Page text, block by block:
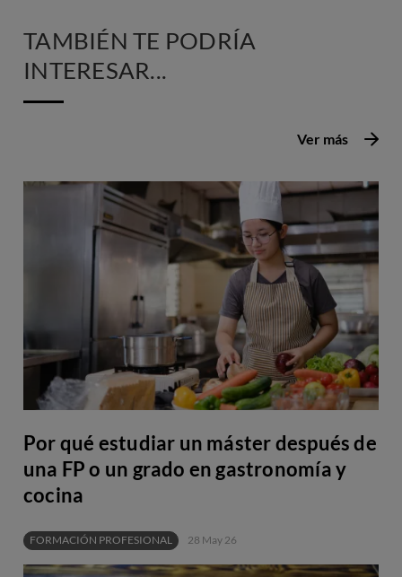
TAMBIÉN TE PODRÍA
INTERESAR...
Por qué estudiar un máster después de
una FP o un grado en gastronomía y
cocina
FORMACIÓN PROFESIONAL 28 May 26
Ver más